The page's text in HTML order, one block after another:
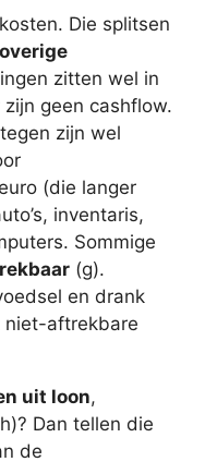
Die splitsen
overige
zitten wel in
geen cashflow.
zijn wel
(die langer
inventaris,
Sommige
(g).
en drank
niet-aftrekbare
uit loon,
Dan tellen die
de